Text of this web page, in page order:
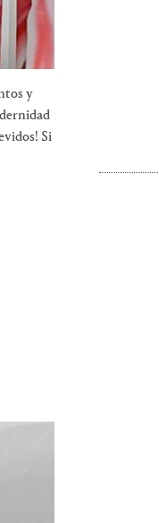
y
Si